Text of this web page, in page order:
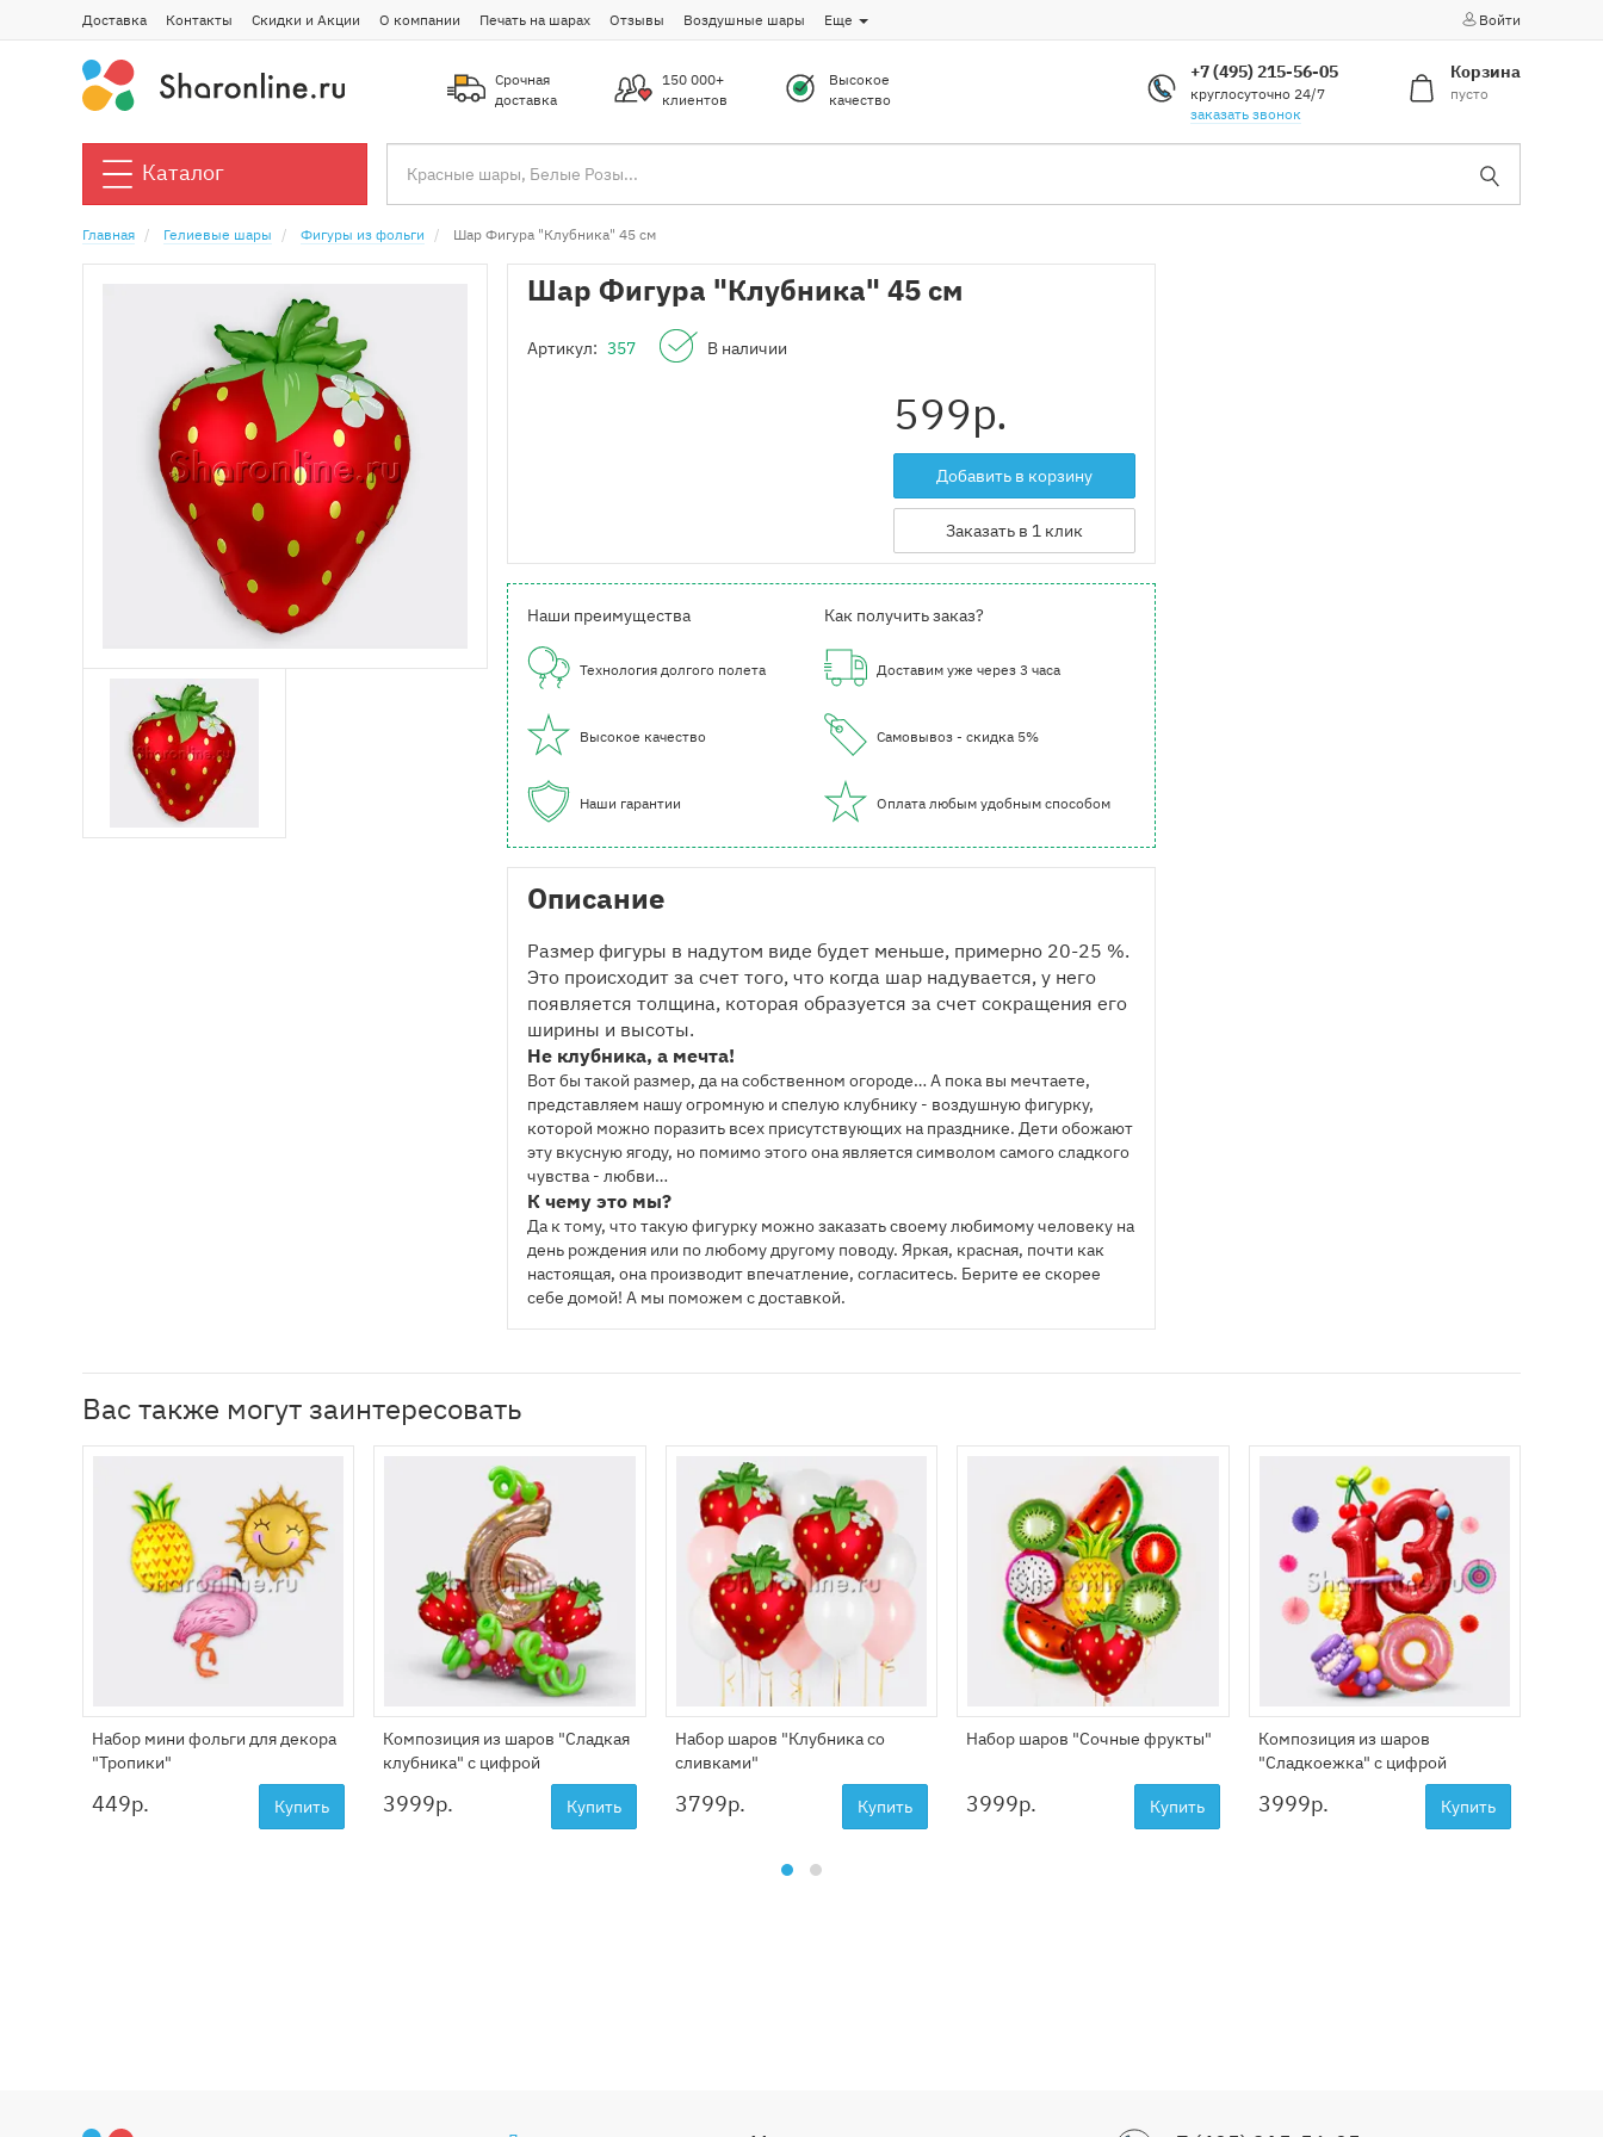
Доставка Контакты Скидки и Акции О компании Печать на шарах Отзывы Воздушные шары Еще Войти
Срочная
доставка
150 000+
клиентов
Высокое
качество
+7 (495) 215-56-05
круглосуточно 24/7
заказать звонок
Корзина
пусто
Каталог
Главная Гелиевые шары Фигуры из фольги Шар Фигура "Клубника" 45 см
Шар Фигура "Клубника" 45 см
Артикул: 357 В наличии
599р.
Добавить в корзину
Заказать в 1 клик
Наши преимущества
Технология долгого полета
Высокое качество
Наши гарантии
Как получить заказ?
Доставим уже через 3 часа
Самовывоз - скидка 5%
Оплата любым удобным способом
Описание
Размер фигуры в надутом виде будет меньше, примерно 20-25 %.
Это происходит за счет того, что когда шар надувается, у него
появляется толщина, которая образуется за счет сокращения его
ширины и высоты.
Не клубника, а мечта!
Вот бы такой размер, да на собственном огороде… А пока вы мечтаете,
представляем нашу огромную и спелую клубнику - воздушную фигурку,
которой можно поразить всех присутствующих на празднике. Дети обожают
эту вкусную ягоду, но помимо этого она является символом самого сладкого
чувства - любви…
К чему это мы?
Да к тому, что такую фигурку можно заказать своему любимому человеку на
день рождения или по любому другому поводу. Яркая, красная, почти как
настоящая, она производит впечатление, согласитесь. Берите ее скорее
себе домой! А мы поможем с доставкой.
Вас также могут заинтересовать
Набор мини фольги для декора
"Тропики"
449р. Купить
Композиция из шаров "Сладкая
клубника" с цифрой
3999р. Купить
Набор шаров "Клубника со
сливками"
3799р. Купить
Набор шаров "Сочные фрукты"
3999р. Купить
Композиция из шаров
"Сладкоежка" с цифрой
3999р. Купить